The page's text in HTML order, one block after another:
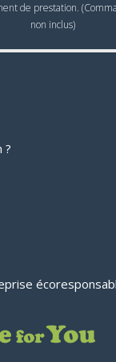
de prestation.
non inclus)
?